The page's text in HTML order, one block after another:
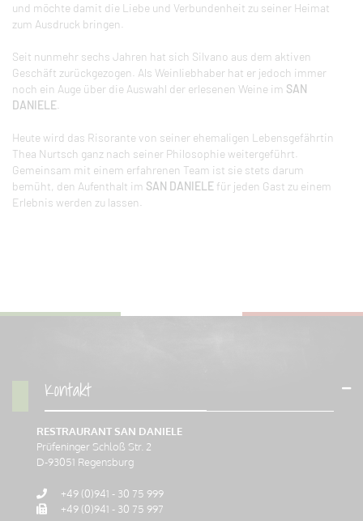
und möchte damit die Liebe und Verbundenheit zu seiner Heimat
zum Ausdruck bringen.
Seit nunmehr sechs Jahren hat sich Silvano aus dem aktiven
Geschäft zurückgezogen. Als Weinliebhaber hat er jedoch immer
noch ein Auge über die Auswahl der erlesenen Weine im SAN
DANIELE.
Heute wird das Risorante von seiner ehemaligen Lebensgefährtin
Thea Nurtsch ganz nach seiner Philosophie weitergeführt.
Gemeinsam mit einem erfahrenen Team ist sie stets darum
bemüht, den Aufenthalt im SAN DANIELE für jeden Gast zu einem
Erlebnis werden zu lassen.
Kontakt
RESTRAURANT SAN DANIELE
Prüfeninger Schloß Str. 2
D-93051 Regensburg
+49 (0)941 - 30 75 999
+49 (0)941 - 30 75 997